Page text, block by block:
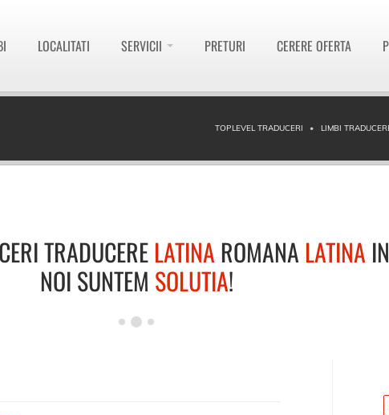
LOCALITATI SERVICII PRETURI CERERE OFERTA
TOPLEVEL TRADUCERI LIMBI
TRADUCERELATINA ROMANA LATINA IN
NOI SUNTEM SOLUTIA!